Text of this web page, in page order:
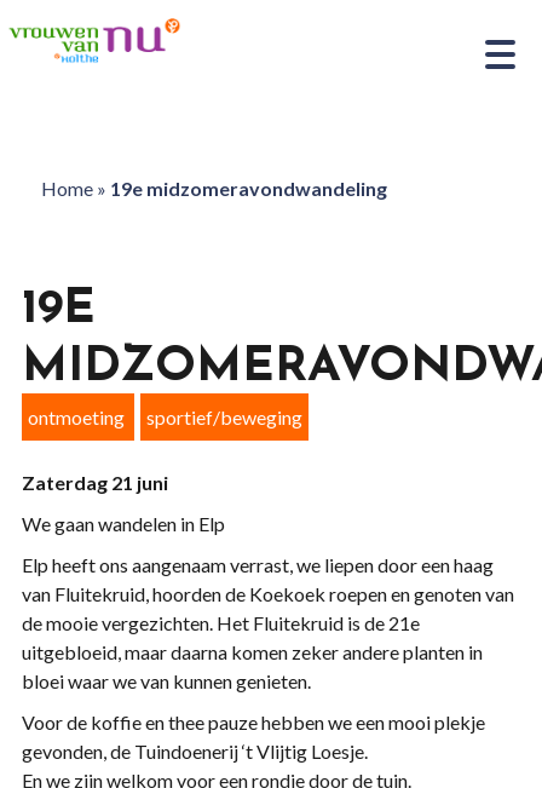
Home» 19e midzomeravondwandeling
19E
ontmoeting sportief/beweging
Zaterdag 21 juni
We gaan wandelen in Elp
Elp heeft ons aangenaam verrast, we liepen door een haag
van Fluitekruid, hoorden de Koekoek roepen en genoten van
de mooie vergezichten. Het Fluitekruid is de 21e
uitgebloeid, maar daarna komen zeker andere planten in
bloei waar we van kunnen genieten.
Voor de koffie en thee pauze hebben we een mooi plekje
gevonden, de Tuindoenerij ‘t Vlijtig Loesje.
En we zijn welkom voor een rondje door de tuin.